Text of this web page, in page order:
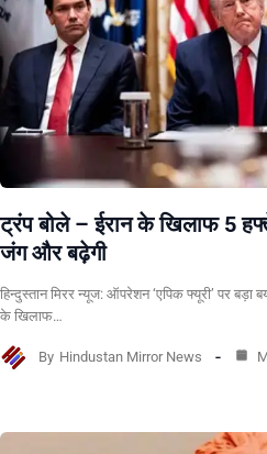
ट्रंप बोले – ईरान के खिलाफ 5
जंग और बढ़ेगी
हिन्दुस्तान मिरर न्यूज: ऑपरेशन ‘एपिक फ्यूरी’ पर बड़ा
के खिलाफ…
By Hindustan Mirror News